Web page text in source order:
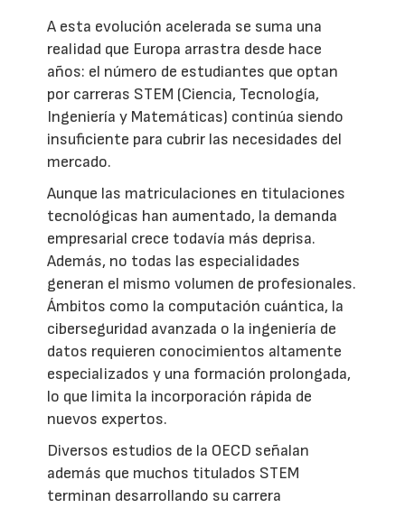
A esta evolución acelerada se suma una
realidad que Europa arrastra desde hace
años: el número de estudiantes que optan
por carreras STEM (Ciencia, Tecnología,
Ingeniería y Matemáticas) continúa siendo
insuficiente para cubrir las necesidades del
mercado.
Aunque las matriculaciones en titulaciones
tecnológicas han aumentado, la demanda
empresarial crece todavía más deprisa.
Además, no todas las especialidades
generan el mismo volumen de profesionales.
Ámbitos como la computación cuántica, la
ciberseguridad avanzada o la ingeniería de
datos requieren conocimientos altamente
especializados y una formación prolongada,
lo que limita la incorporación rápida de
nuevos expertos.
Diversos estudios de la OECD señalan
además que muchos titulados STEM
terminan desarrollando su carrera